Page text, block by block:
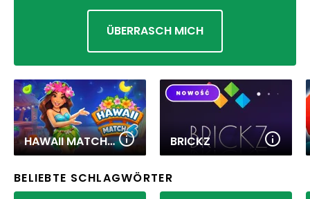
ÜBERRASCH MICH
HAWAII MATCH 6 BRICKZ
BELIEBTE SCHLAGWÖRTER